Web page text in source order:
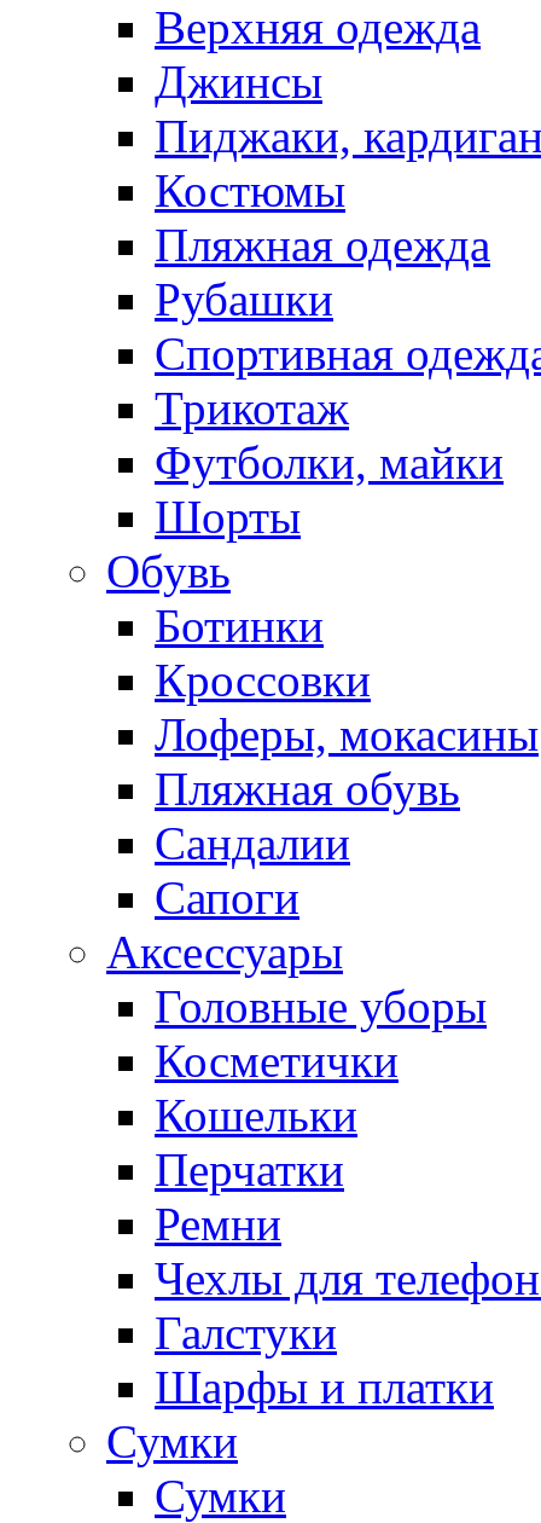
Верхняя одежда
Джинсы
Пиджаки,
Костюмы
Пляжная одежда
Рубашки
Спортивная
Трикотаж
Футболки, майки
Шорты
Обувь
Ботинки
Кроссовки
Лоферы, мокасины
Пляжная обувь
Сандалии
Сапоги
Аксессуары
Головные уборы
Косметички
Кошельки
Перчатки
Ремни
Чехлы для
Галстуки
Шарфы и платки
Сумки
Сумки